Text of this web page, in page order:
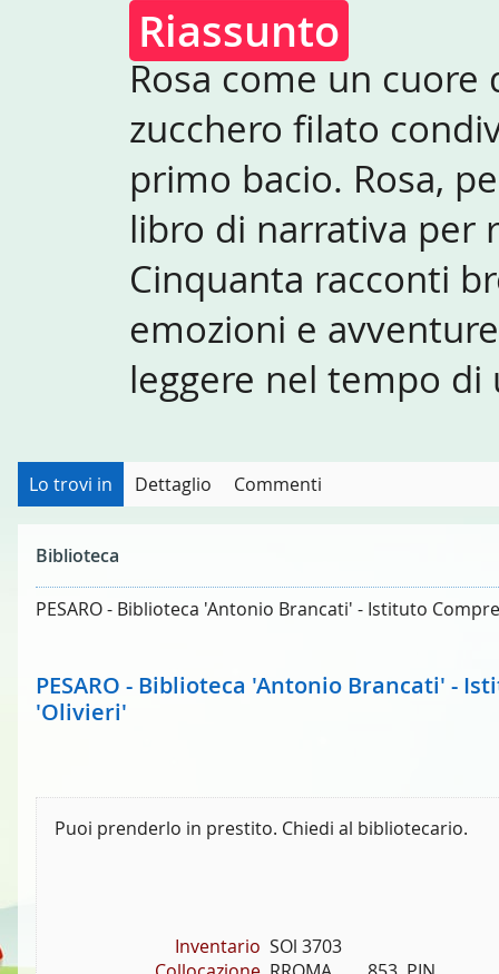
Riassunto
Rosa come un
zucchero filato
primo bacio. Rosa,
libro di narrativa per
Cinquanta racconti
emozioni e
leggere nel tempo di
Lo trovi in Dettaglio Commenti
Biblioteca
PESARO - Biblioteca 'Antonio Brancati' - Istituto
PESARO - Biblioteca 'Antonio Brancati' -
'Olivieri'
Puoi prenderlo in prestito. Chiedi al bibliotecario.
Inventario SOl 3703